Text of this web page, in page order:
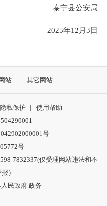
泰宁县公安局
2025年12月3日
站 其它网站
隐私保护 |
使用帮助
号
号
7832337(仅受理网站违法和不
）
民政府.政务